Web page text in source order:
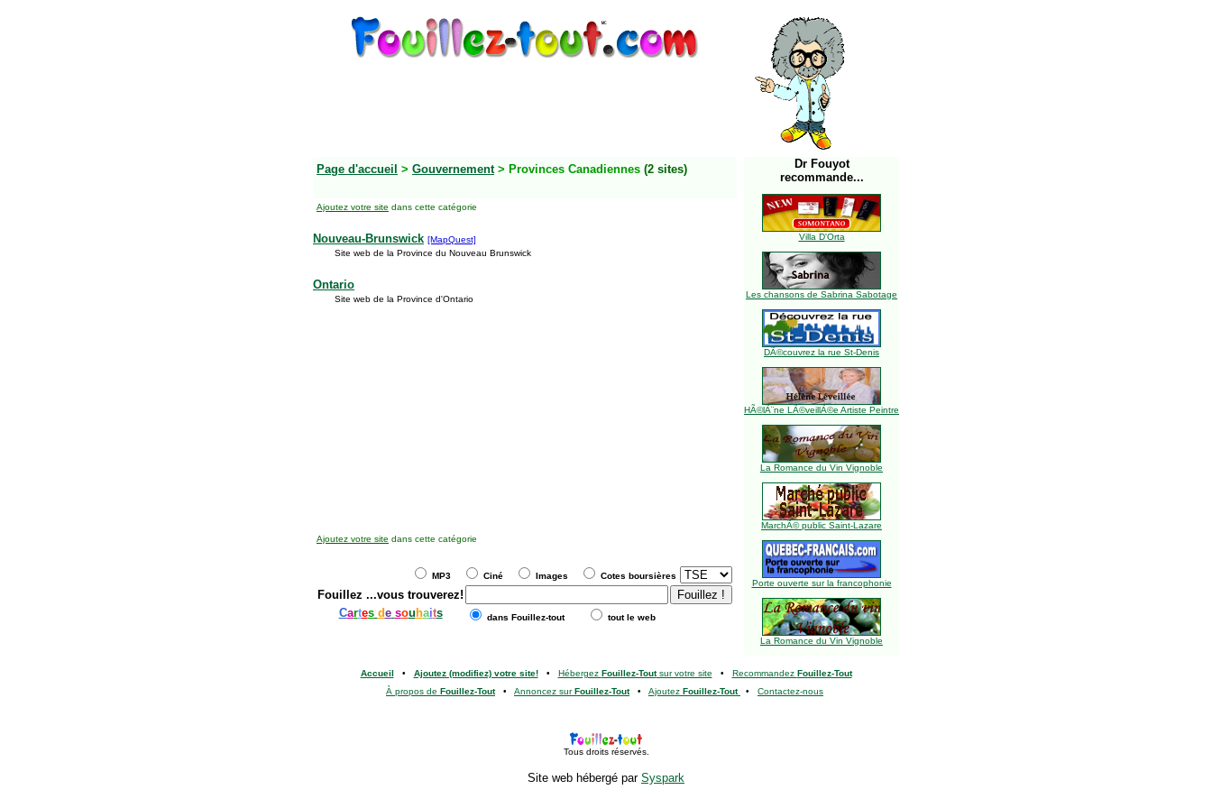
Page d'accueil > Gouvernement> Provinces Canadiennes (2 sites)
Ajoutez votre site dans cette catégorie
Nouveau-Brunswick [MapQuest]
Site web de la Province du Nouveau Brunswick
Ontario
Site web de la Province d'Ontario
Dr Fouyot
recommande...
Villa D'Orta
Les chansons de Sabrina Sabotage
DÃ©couvrez la rue St-Denis
HÃ©lÃ¨ne LÃ©veillÃ©e Artiste Peintre
La Romance du Vin Vignoble
MarchÃ© public Saint-Lazare
Porte ouverte sur la francophonie
La Romance du Vin Vignoble
Ajoutez votre site dans cette catégorie
MP3 Ciné Images Cotes boursières
Fouillez ...vous trouverez!
Cartes de sou haits dans Fouillez-tout tout le web
Accueil • Ajoutez (modifiez) votre site!• Hébergez Fouillez-Toutsur votre site • Recommandez Fouillez-Tout
À propos de Fouillez-Tout• Annoncez surFouillez-Tout• Ajoutez Fouillez-Tout • Contactez-nous
Tous droits réservés.
Site web hébergé par Syspark